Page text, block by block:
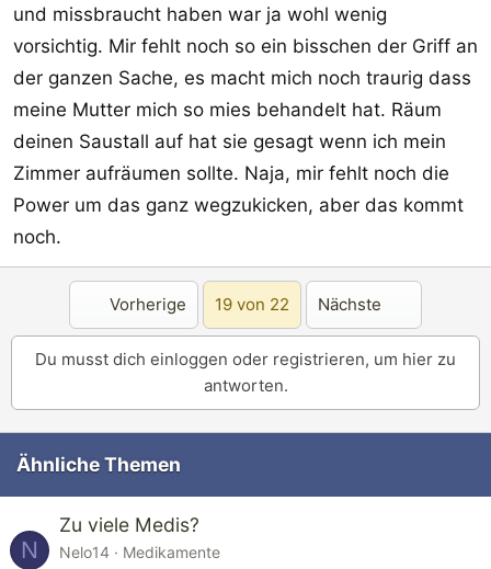
und missbraucht haben war ja wohl wenig
vorsichtig. Mir fehlt noch so ein bisschen der Griff an
der ganzen Sache, es macht mich noch traurig dass
meine Mutter mich so mies behandelt hat. Räum
deinen Saustall auf hat sie gesagt wenn ich mein
Zimmer aufräumen sollte. Naja, mir fehlt noch die
Power um das ganz wegzukicken, aber das kommt
noch.
Vorherige 19 von 22 Nächste
Du musst dich einloggen oder registrieren, um hier zu
antworten.
Ähnliche Themen
N
Zu viele Medis?
Nelo14
Medikamente